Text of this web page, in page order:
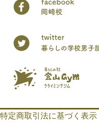
特定商取引法に基づく表示